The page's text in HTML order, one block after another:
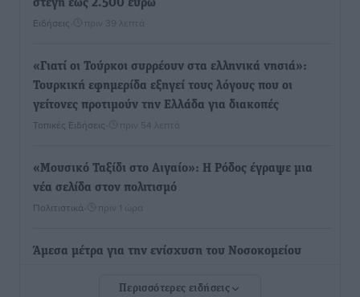
στέγη έως 2.500 ευρώ
Ειδήσεις πριν 39 λεπτά
«Γιατί οι Τούρκοι συρρέουν στα ελληνικά νησιά»:
Τουρκική εφημερίδα εξηγεί τους λόγους που οι
γείτονες προτιμούν την Ελλάδα για διακοπές
Τοπικές Ειδήσεις πριν 54 λεπτά
«Μουσικό Ταξίδι στο Αιγαίο»: Η Ρόδος έγραψε μια
νέα σελίδα στον πολιτισμό
Πολιτιστικά πριν 1 ώρα
Άμεσα μέτρα για την ενίσχυση του Νοσοκομείου
ανακοίνωσε ο Άδωνις Γεωργιάδης
Περισσότερες ειδήσεις